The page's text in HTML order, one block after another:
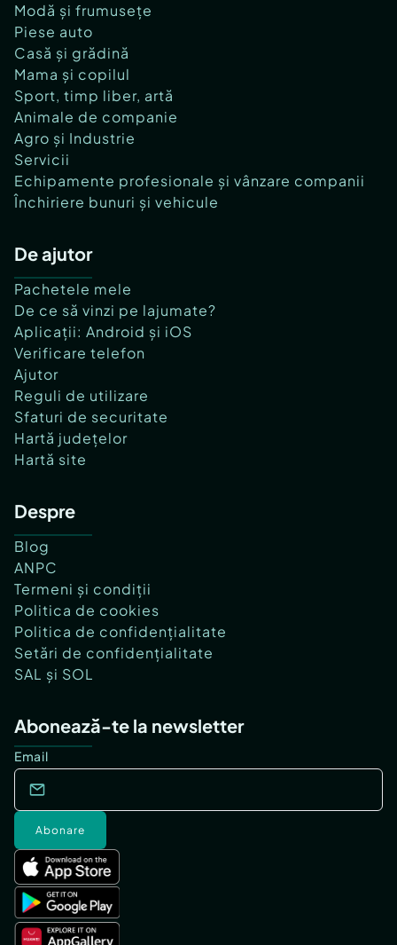
Modă și frumusețe
Piese auto
Casă și grădină
Mama și copilul
Sport, timp liber, artă
Animale de companie
Agro și Industrie
Servicii
Echipamente profesionale și vânzare companii
Închiriere bunuri și vehicule
De ajutor
Pachetele mele
De ce să vinzi pe lajumate?
Aplicații: Android și iOS
Verificare telefon
Ajutor
Reguli de utilizare
Sfaturi de securitate
Hartă județelor
Hartă site
Despre
Blog
ANPC
Termeni și condiții
Politica de cookies
Politica de confidențialitate
Setări de confidențialitate
SAL și SOL
Abonează-te la newsletter
Email
Abonare